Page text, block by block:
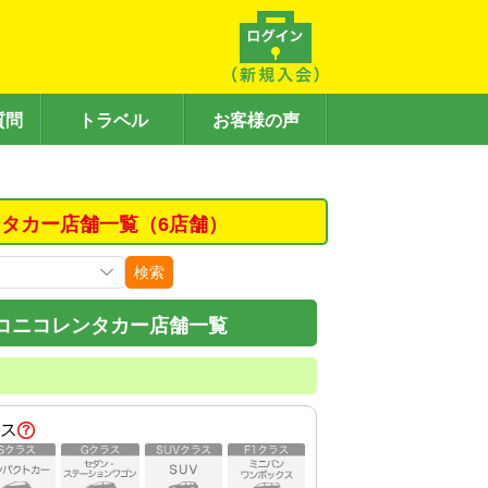
問 トラベル お客様の声
カー店舗一覧（6店舗）
検索
ニコレンタカー店舗一覧